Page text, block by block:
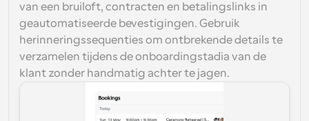
van een bruiloft, contracten en betalingslinks in
geautomatiseerde bevestigingen. Gebruik
herinneringssequenties om ontbrekende details te
verzamelen tijdens de onboardingstadia van de
klant zonder handmatig achter te jagen.